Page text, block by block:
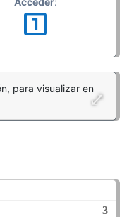
looks_one
para visualizar en